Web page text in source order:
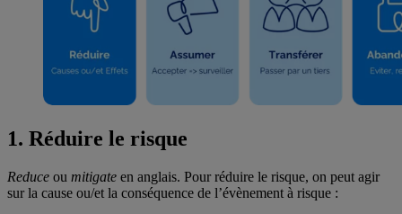
1. Réduire le risque
Reduce ou mitigate en anglais. Pour réduire le risque, on peut agir
sur la cause ou/et la conséquence de l’évènement à risque :